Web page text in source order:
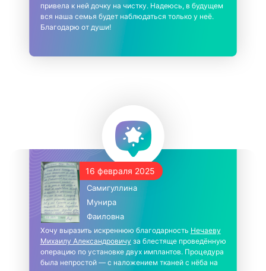
привела к ней дочку на чистку. Надеюсь, в будущем
вся наша семья будет наблюдаться только у неё.
Благодарю от души!
16 февраля 2025
Самигуллина
Мунира
Фаиловна
Хочу выразить искреннюю благодарность Нечаеву
Михаилу Александровичу за блестяще проведённую
операцию по установке двух имплантов. Процедура
была непростой — с наложением тканей с нёба на